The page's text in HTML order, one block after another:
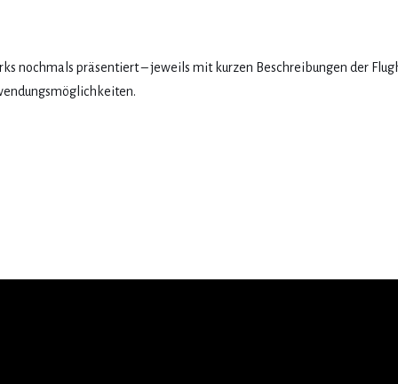
nochmals präsentiert – jeweils mit kurzen Beschreibungen der